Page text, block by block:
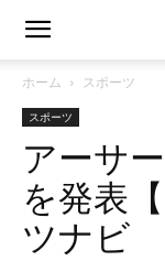
ホーム スポーツ
スポーツ
アーサ
を発表
ツナビ